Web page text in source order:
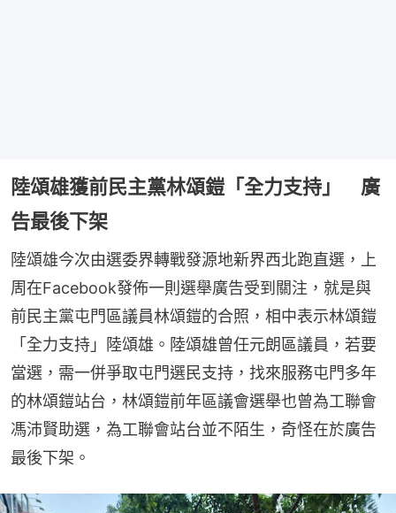
陸頌雄獲前民主黨林頌鎧「全力支持」 廣
告最後下架
陸頌雄今次由選委界轉戰發源地新界西北跑直選，上
周在Facebook發佈一則選舉廣告受到關注，就是與
前民主黨屯門區議員林頌鎧的合照，相中表示林頌鎧
「全力支持」陸頌雄。陸頌雄曾任元朗區議員，若要
當選，需一併爭取屯門選民支持，找來服務屯門多年
的林頌鎧站台，林頌鎧前年區議會選舉也曾為工聯會
馮沛賢助選，為工聯會站台並不陌生，奇怪在於廣告
最後下架。